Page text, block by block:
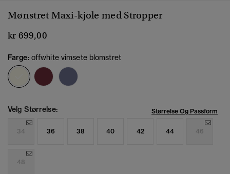
Mønstret Maxi-kjole med Stropper
kr 699,00
Farge: offwhite vimsete blomstret
valgt
Velg Størrelse: Størrelse Og Passform
34 36 38 40 42 44 46
48